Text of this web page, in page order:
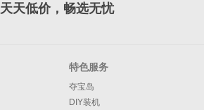
天天低价，畅选无忧
特色服务
夺宝岛
DIY装机